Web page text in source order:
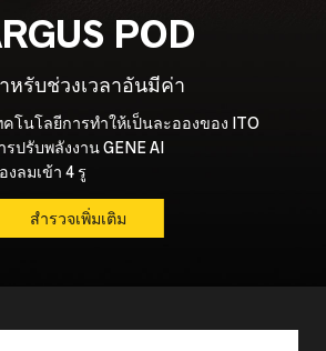
POD
หรับช่วงเวลาอันมีค่า
ทคโนโลยีการทำให้เป็นละอองของ ITO
รปรับพลังงาน GENE AI
งลมเข้า 4 รู
สำรวจเพิ่มเติม